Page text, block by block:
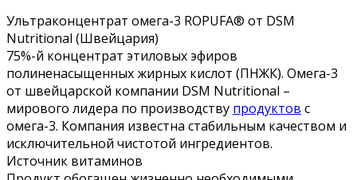
Ультраконцентрат омега-3 ROPUFA® от DSM
Nutritional (Швейцария)
75%-й концентрат этиловых эфиров
полиненасыщенных жирных кислот (ПНЖК). Омега-3
от швейцарской компании DSM Nutritional –
мирового лидера по производству продуктов с
омега-3. Компания известна стабильным качеством и
исключительной чистотой ингредиентов.
Источник витаминов